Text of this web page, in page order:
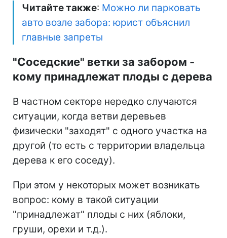
Читайте также: Можно ли парковать
авто возле забора: юрист объяснил
главные запреты
"Соседские" ветки за забором -
кому принадлежат плоды с дерева
В частном секторе нередко случаются
ситуации, когда ветви деревьев
физически "заходят" с одного участка на
другой (то есть с территории владельца
дерева к его соседу).
При этом у некоторых может возникать
вопрос: кому в такой ситуации
"принадлежат" плоды с них (яблоки,
груши, орехи и т.д.).